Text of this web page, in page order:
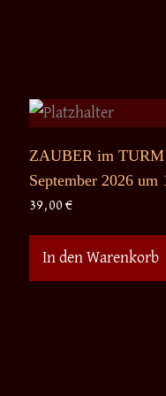
ZAUBER im TURM
September 2026 um
39,00 €
In den Warenkorb